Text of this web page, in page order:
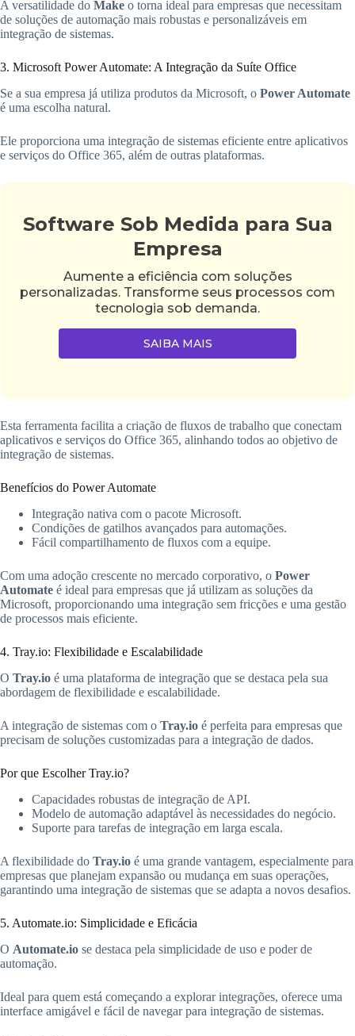
A versatilidade do Make o torna ideal para empresas que necessitam
de soluções de automação mais robustas e personalizáveis em
integração de sistemas.
3. Microsoft Power Automate: A Integração da Suíte Office
Se a sua empresa já utiliza produtos da Microsoft, o Power Automate
é uma escolha natural.
Ele proporciona uma integração de sistemas eficiente entre aplicativos
e serviços do Office 365, além de outras plataformas.
Software Sob Medida para Sua
Empresa
Aumente a eficiência com soluções
personalizadas. Transforme seus processos com
tecnologia sob demanda.
SAIBA MAIS
Esta ferramenta facilita a criação de fluxos de trabalho que conectam
aplicativos e serviços do Office 365, alinhando todos ao objetivo de
integração de sistemas.
Benefícios do Power Automate
Integração nativa com o pacote Microsoft.
Condições de gatilhos avançados para automações.
Fácil compartilhamento de fluxos com a equipe.
Com uma adoção crescente no mercado corporativo, o Power
Automate é ideal para empresas que já utilizam as soluções da
Microsoft, proporcionando uma integração sem fricções e uma gestão
de processos mais eficiente.
4. Tray.io: Flexibilidade e Escalabilidade
O Tray.io é uma plataforma de integração que se destaca pela sua
abordagem de flexibilidade e escalabilidade.
A integração de sistemas com o Tray.io é perfeita para empresas que
precisam de soluções customizadas para a integração de dados.
Por que Escolher Tray.io?
Capacidades robustas de integração de API.
Modelo de automação adaptável às necessidades do negócio.
Suporte para tarefas de integração em larga escala.
A flexibilidade do Tray.io é uma grande vantagem, especialmente para
empresas que planejam expansão ou mudança em suas operações,
garantindo uma integração de sistemas que se adapta a novos desafios.
5. Automate.io: Simplicidade e Eficácia
O Automate.io se destaca pela simplicidade de uso e poder de
automação.
Ideal para quem está começando a explorar integrações, oferece uma
interface amigável e fácil de navegar para integração de sistemas.